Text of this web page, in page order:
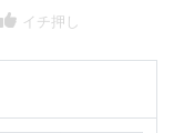
イチ押し